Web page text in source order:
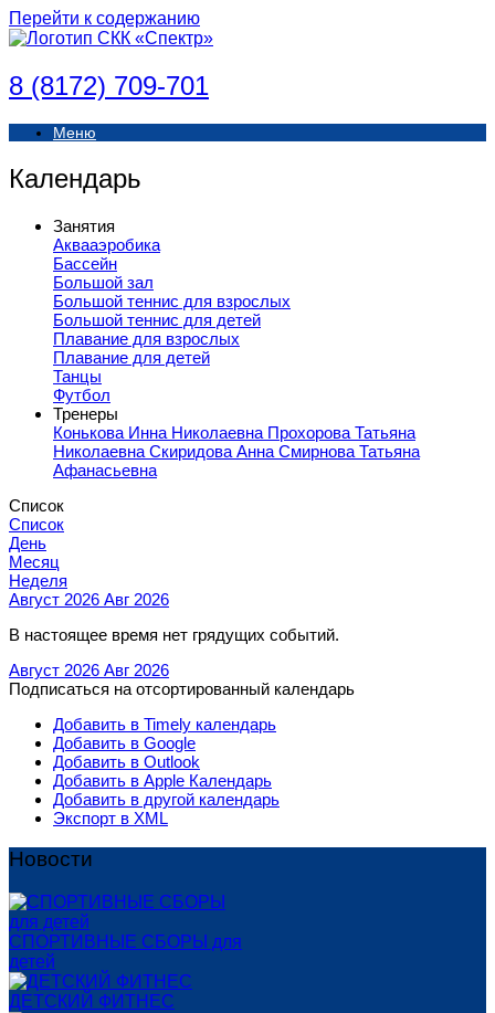
Перейти к содержанию
8 (8172) 709-701
Меню
Календарь
Занятия
Аквааэробика
Бассейн
Большой зал
Большой теннис для взрослых
Большой теннис для детей
Плавание для взрослых
Плавание для детей
Танцы
Футбол
Тренеры
Конькова Инна Николаевна Прохорова Татьяна
Николаевна Скиридова Анна Смирнова Татьяна
Афанасьевна
Список
Список
День
Месяц
Неделя
Август 2026 Авг 2026
В настоящее время нет грядущих событий.
Август 2026 Авг 2026
Подписаться на отсортированный календарь
Добавить в Timely календарь
Добавить в Google
Добавить в Outlook
Добавить в Apple Календарь
Добавить в другой календарь
Экспорт в XML
Новости
СПОРТИВНЫЕ СБОРЫ для
детей
ДЕТСКИЙ ФИТНЕС